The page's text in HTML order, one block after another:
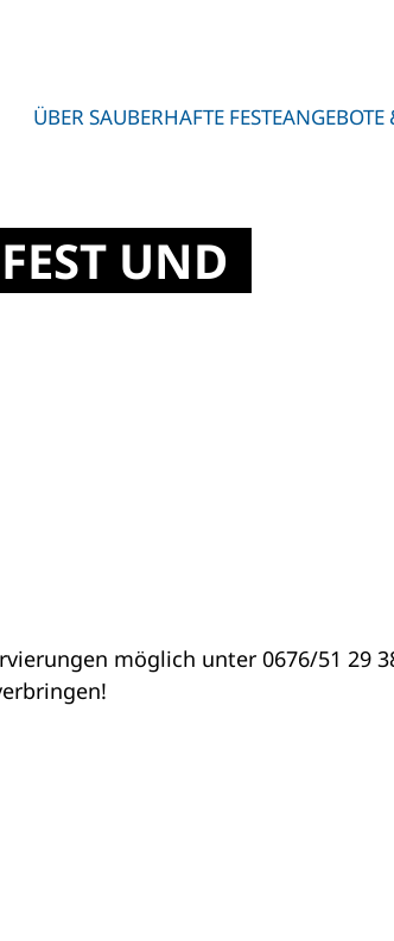
ÜBER SAUBERHAFTE FESTEANGEBOTE
UND
möglich unter 0676/51 29